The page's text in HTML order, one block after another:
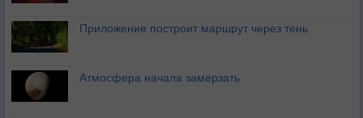
Приложение построит маршрут через тень
Атмосфера начала замерзать